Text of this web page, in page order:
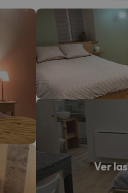
el destino.
Ver